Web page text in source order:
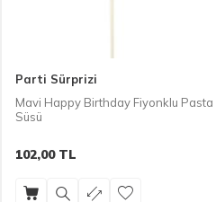
Parti Sürprizi
Mavi Happy Birthday Fiyonklu Pasta
Süsü
102,00TL